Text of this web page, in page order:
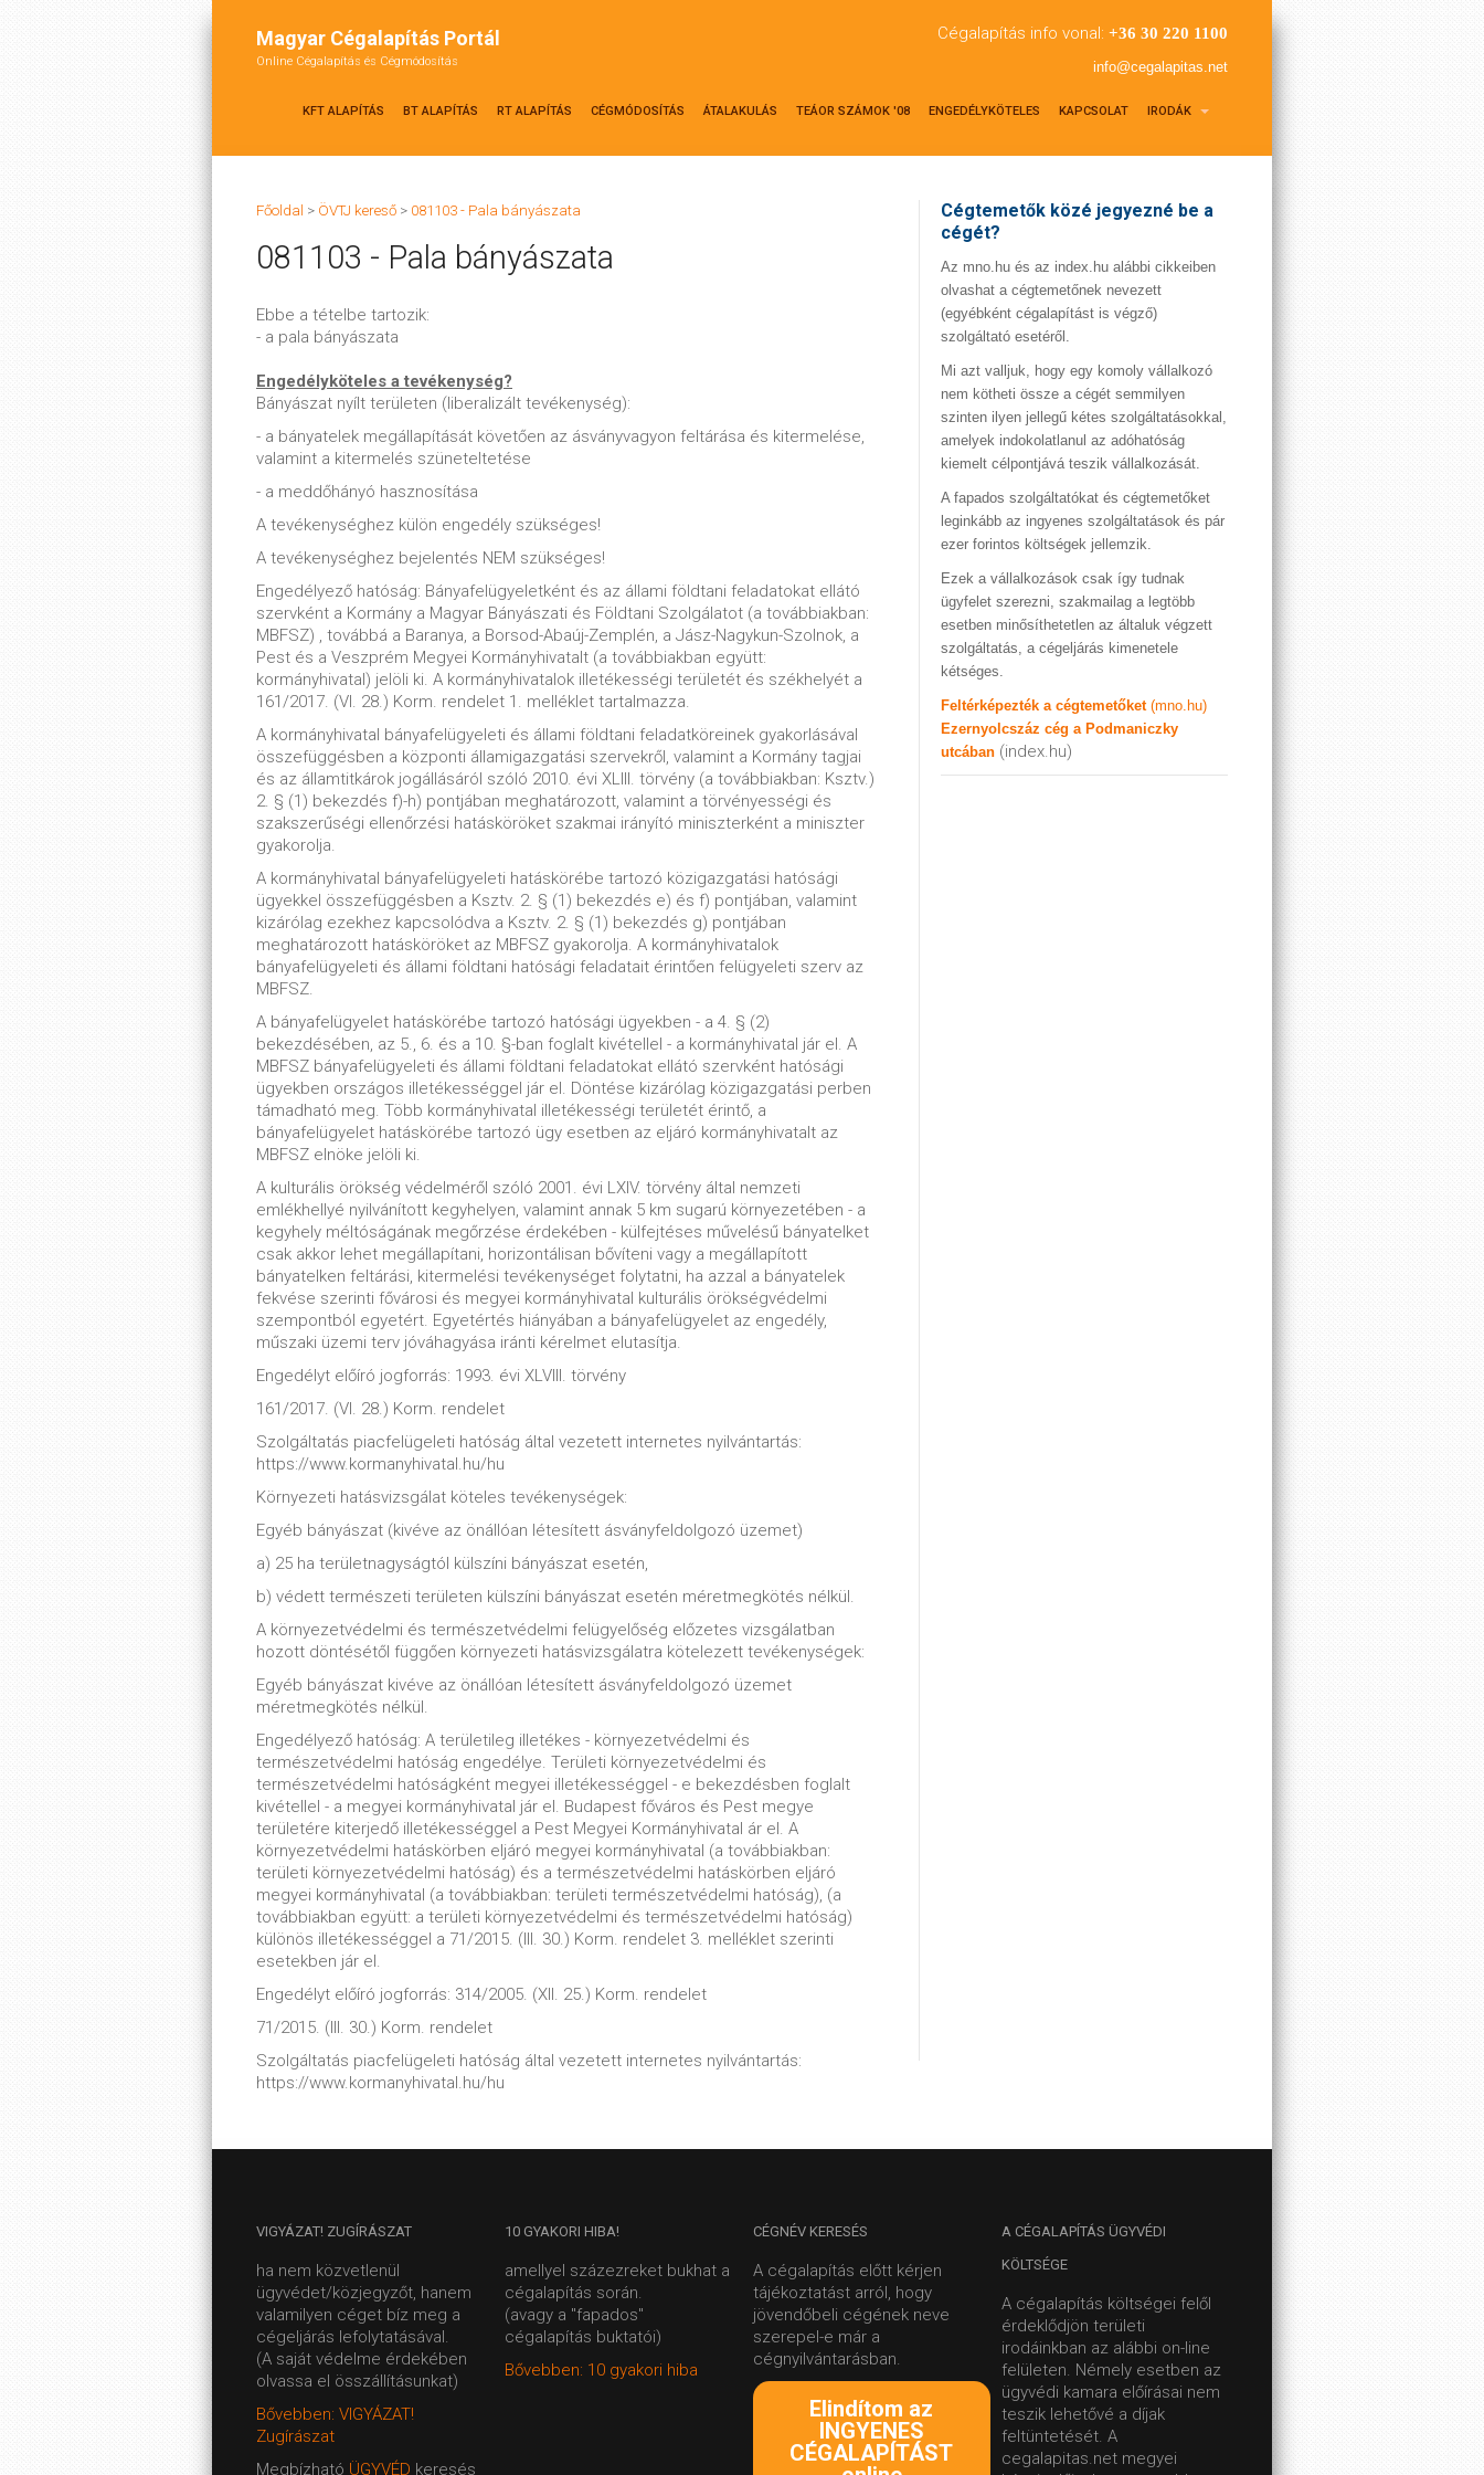
Magyar Cégalapítás Portál
Online Cégalapítás és Cégmódosítás
Cégalapítás info vonal: +36 30 220 1100
info@cegalapitas.net
KFT ALAPÍTÁS BT ALAPÍTÁS RT ALAPÍTÁS CÉGMÓDOSÍTÁS ÁTALAKULÁS TEÁOR SZÁMOK '08 ENGEDÉLYKÖTELES KAPCSOLAT IRODÁK
Főoldal > ÖVTJ kereső > 081103 - Pala bányászata
081103 - Pala bányászata
Ebbe a tételbe tartozik:
- a pala bányászata
Engedélyköteles a tevékenység?
Bányászat nyílt területen (liberalizált tevékenység):
- a bányatelek megállapítását követően az ásványvagyon feltárása és kitermelése,
valamint a kitermelés szüneteltetése
- a meddőhányó hasznosítása
A tevékenységhez külön engedély szükséges!
A tevékenységhez bejelentés NEM szükséges!
Engedélyező hatóság: Bányafelügyeletként és az állami földtani feladatokat ellátó
szervként a Kormány a Magyar Bányászati és Földtani Szolgálatot (a továbbiakban:
MBFSZ) , továbbá a Baranya, a Borsod-Abaúj-Zemplén, a Jász-Nagykun-Szolnok, a
Pest és a Veszprém Megyei Kormányhivatalt (a továbbiakban együtt:
kormányhivatal) jelöli ki. A kormányhivatalok illetékességi területét és székhelyét a
161/2017. (VI. 28.) Korm. rendelet 1. melléklet tartalmazza.
A kormányhivatal bányafelügyeleti és állami földtani feladatköreinek gyakorlásával
összefüggésben a központi államigazgatási szervekről, valamint a Kormány tagjai
és az államtitkárok jogállásáról szóló 2010. évi XLIII. törvény (a továbbiakban: Ksztv.)
2. § (1) bekezdés f)-h) pontjában meghatározott, valamint a törvényességi és
szakszerűségi ellenőrzési hatásköröket szakmai irányító miniszterként a miniszter
gyakorolja.
A kormányhivatal bányafelügyeleti hatáskörébe tartozó közigazgatási hatósági
ügyekkel összefüggésben a Ksztv. 2. § (1) bekezdés e) és f) pontjában, valamint
kizárólag ezekhez kapcsolódva a Ksztv. 2. § (1) bekezdés g) pontjában
meghatározott hatásköröket az MBFSZ gyakorolja. A kormányhivatalok
bányafelügyeleti és állami földtani hatósági feladatait érintően felügyeleti szerv az
MBFSZ.
A bányafelügyelet hatáskörébe tartozó hatósági ügyekben - a 4. § (2)
bekezdésében, az 5., 6. és a 10. §-ban foglalt kivétellel - a kormányhivatal jár el. A
MBFSZ bányafelügyeleti és állami földtani feladatokat ellátó szervként hatósági
ügyekben országos illetékességgel jár el. Döntése kizárólag közigazgatási perben
támadható meg. Több kormányhivatal illetékességi területét érintő, a
bányafelügyelet hatáskörébe tartozó ügy esetben az eljáró kormányhivatalt az
MBFSZ elnöke jelöli ki.
A kulturális örökség védelméről szóló 2001. évi LXIV. törvény által nemzeti
emlékhellyé nyilvánított kegyhelyen, valamint annak 5 km sugarú környezetében - a
kegyhely méltóságának megőrzése érdekében - külfejtéses művelésű bányatelket
csak akkor lehet megállapítani, horizontálisan bővíteni vagy a megállapított
bányatelken feltárási, kitermelési tevékenységet folytatni, ha azzal a bányatelek
fekvése szerinti fővárosi és megyei kormányhivatal kulturális örökségvédelmi
szempontból egyetért. Egyetértés hiányában a bányafelügyelet az engedély,
műszaki üzemi terv jóváhagyása iránti kérelmet elutasítja.
Engedélyt előíró jogforrás: 1993. évi XLVIII. törvény
161/2017. (VI. 28.) Korm. rendelet
Szolgáltatás piacfelügeleti hatóság által vezetett internetes nyilvántartás:
https://www.kormanyhivatal.hu/hu
Környezeti hatásvizsgálat köteles tevékenységek:
Egyéb bányászat (kivéve az önállóan létesített ásványfeldolgozó üzemet)
a) 25 ha területnagyságtól külszíni bányászat esetén,
b) védett természeti területen külszíni bányászat esetén méretmegkötés nélkül.
A környezetvédelmi és természetvédelmi felügyelőség előzetes vizsgálatban
hozott döntésétől függően környezeti hatásvizsgálatra kötelezett tevékenységek:
Egyéb bányászat kivéve az önállóan létesített ásványfeldolgozó üzemet
méretmegkötés nélkül.
Engedélyező hatóság: A területileg illetékes - környezetvédelmi és
természetvédelmi hatóság engedélye. Területi környezetvédelmi és
természetvédelmi hatóságként megyei illetékességgel - e bekezdésben foglalt
kivétellel - a megyei kormányhivatal jár el. Budapest főváros és Pest megye
területére kiterjedő illetékességgel a Pest Megyei Kormányhivatal ár el. A
környezetvédelmi hatáskörben eljáró megyei kormányhivatal (a továbbiakban:
területi környezetvédelmi hatóság) és a természetvédelmi hatáskörben eljáró
megyei kormányhivatal (a továbbiakban: területi természetvédelmi hatóság), (a
továbbiakban együtt: a területi környezetvédelmi és természetvédelmi hatóság)
különös illetékességgel a 71/2015. (III. 30.) Korm. rendelet 3. melléklet szerinti
esetekben jár el.
Engedélyt előíró jogforrás: 314/2005. (XII. 25.) Korm. rendelet
71/2015. (III. 30.) Korm. rendelet
Szolgáltatás piacfelügeleti hatóság által vezetett internetes nyilvántartás:
https://www.kormanyhivatal.hu/hu
Cégtemetők közé jegyezné be a
cégét?
Az mno.hu és az index.hu alábbi cikkeiben
olvashat a cégtemetőnek nevezett
(egyébként cégalapítást is végző)
szolgáltató esetéről.
Mi azt valljuk, hogy egy komoly vállalkozó
nem kötheti össze a cégét semmilyen
szinten ilyen jellegű kétes szolgáltatásokkal,
amelyek indokolatlanul az adóhatóság
kiemelt célpontjává teszik vállalkozását.
A fapados szolgáltatókat és cégtemetőket
leginkább az ingyenes szolgáltatások és pár
ezer forintos költségek jellemzik.
Ezek a vállalkozások csak így tudnak
ügyfelet szerezni, szakmailag a legtöbb
esetben minősíthetetlen az általuk végzett
szolgáltatás, a cégeljárás kimenetele
kétséges.
Feltérképezték a cégtemetőket (mno.hu)
Ezernyolcszáz cég a Podmaniczky
utcában (index.hu)
VIGYÁZAT! ZUGÍRÁSZAT
ha nem közvetlenül
ügyvédet/közjegyzőt, hanem
valamilyen céget bíz meg a
cégeljárás lefolytatásával.
(A saját védelme érdekében
olvassa el összállításunkat)
Bővebben: VIGYÁZAT!
Zugírászat
Megbízható ÜGYVÉD keresés
10 GYAKORI HIBA!
amellyel százezreket bukhat a
cégalapítás során.
(avagy a "fapados"
cégalapítás buktatói)
Bővebben: 10 gyakori hiba
CÉGNÉV KERESÉS
A cégalapítás előtt kérjen
tájékoztatást arról, hogy
jövendőbeli cégének neve
szerepel-e már a
cégnyilvántarásban.
Elindítom az
INGYENES
CÉGALAPÍTÁST
A CÉGALAPÍTÁS ÜGYVÉDI
KÖLTSÉGE
A cégalapítás költségei felől
érdeklődjön területi
irodáinkban az alábbi on-line
felületen. Némely esetben az
ügyvédi kamara előírásai nem
teszik lehetővé a díjak
feltüntetését. A
cegalapitas.net megyei